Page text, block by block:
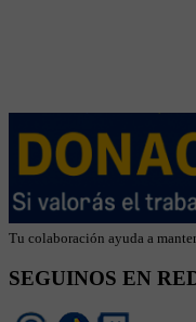
Tu colaboración ayuda a
SEGUINOS EN